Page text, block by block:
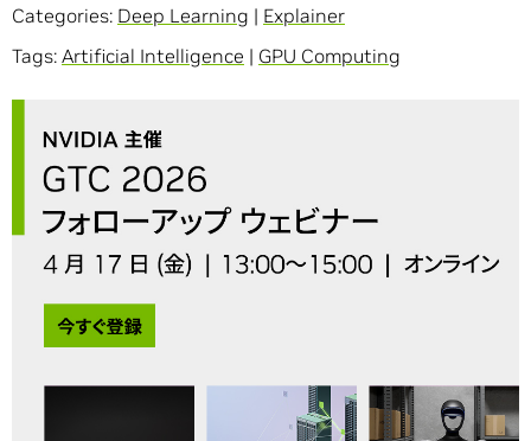
Categories: Deep Learning | Explainer
Tags: Artificial Intelligence | GPU Computing